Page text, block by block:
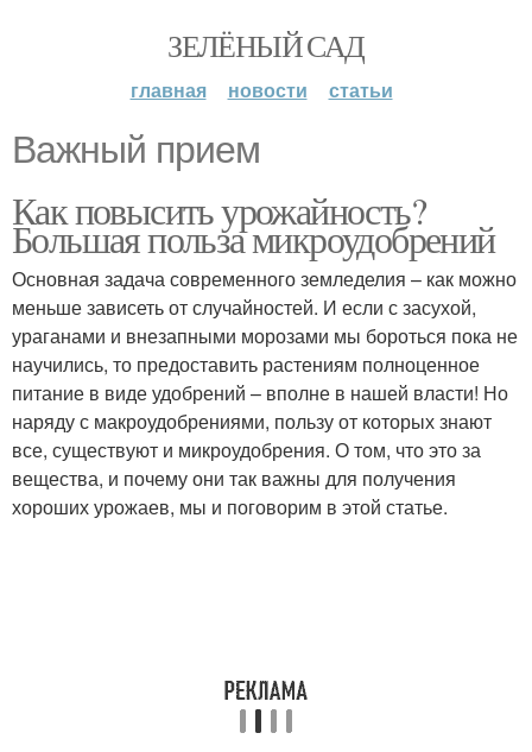
ЗЕЛЁНЫЙ САД
главная новости статьи
Важный прием
Как повысить урожайность?
Большая польза микроудобрений
Основная задача современного земледелия – как можно
меньше зависеть от случайностей. И если с засухой,
ураганами и внезапными морозами мы бороться пока не
научились, то предоставить растениям полноценное
питание в виде удобрений – вполне в нашей власти! Но
наряду с макроудобрениями, пользу от которых знают
все, существуют и микроудобрения. О том, что это за
вещества, и почему они так важны для получения
хороших урожаев, мы и поговорим в этой статье.